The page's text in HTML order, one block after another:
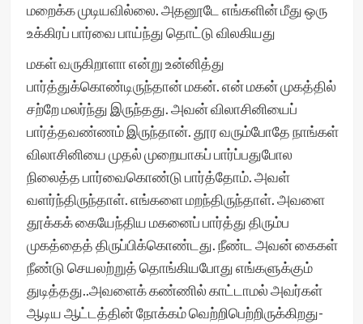
மறைக்க முடியவில்லை. அதனூடே எங்களின் மீது ஒரு
உக்கிரப் பார்வை பாய்ந்து தொட்டு விலகியது
மகள் வருகிறாளா என்று உன்னித்து
பார்த்துக்கொண்டிருந்தான் மகன். என் மகன் முகத்தில்
சற்றே மலர்ந்து இருந்தது. அவன் விலாசினியைப்
பார்த்தவண்ணம் இருந்தான். தூர வரும்போதே நாங்கள்
விலாசினியை முதல் முறையாகப் பார்ப்பதுபோல
நிலைத்த பார்வைகொண்டு பார்த்தோம். அவள்
வளர்ந்திருந்தாள். எங்களை மறந்திருந்தாள். அவளை
தூக்கக் கையேந்திய மகனைப் பார்த்து திரும்ப
முகத்தைத் திருப்பிக்கொண்டது. நீண்ட அவன் கைகள்
நீண்டு செயலற்றுத் தொங்கியபோது எங்களுக்கும்
துடித்தது..அவளைக் கண்ணில் காட்டாமல் அவர்கள்
ஆடிய ஆட்டத்தின் நோக்கம் வெற்றிபெற்றிருக்கிறது-